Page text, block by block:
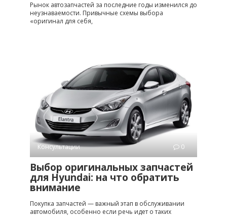
Рынок автозапчастей за последние годы изменился до
неузнаваемости. Привычные схемы выбора
«оригинал для себя,
Консультации 0
Выбор оригинальных запчастей
для Hyundai: на что обратить
внимание
Покупка запчастей — важный этап в обслуживании
автомобиля, особенно если речь идет о таких